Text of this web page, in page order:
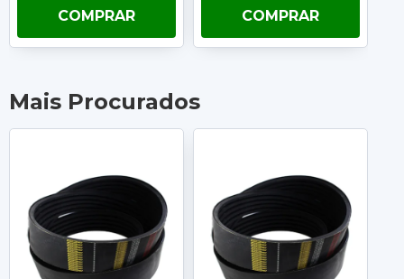
COMPRAR COMPRAR
Mais Procurados